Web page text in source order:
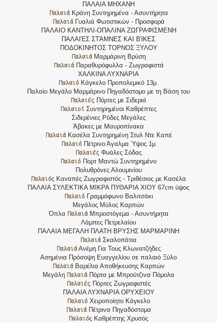
ΠΑΛΑΙΑ ΜΗΧΑΝΗ
ΠαλαιάΚράνη Συντηρημένα - Ασυντήρητα
ΠαλαιάΓυαλιά Φωτιστικών - Προσφορά
ΠΑΛΑΙΟ ΚΑΝΤΗΛΙ-ΟΠΑΛΙΝΑ ΖΩΓΡΑΦΙΣΜΕΝΗ
ΠΑΛΑΙΈΣ ΣΤΆΜΝΕΣ ΚΑΙ ΒΊΚΕΣ
ΠΟΔΟΚΙΝΗΤΟΣ ΤΟΡΝΟΣ ΞΥΛΟΥ
ΠαλαιάΜαρμάρινη Βρύση
ΠαλαιάΠαραθυρόφυλλα - Ζωγραφιστά
ΧΑΛΚΙΝΑ ΛΥΧΝΑΡΙΑ
Παλαιό Κάγκελο Προπολεμικό 13μ.
Παλαίο Μεγάλο Μαρμάρινο Πηγαδόστομο με τη Βάση του
Παλαιές Πόρτες με Σιδεριά
Παλαιοί Συντηρημένοι Καθρέπτες
Σιδερένιες Ρόδες Μεγάλες
Άβακες με Μαυροπίνακα
ΠαλαιάΚασέλα Συντηρημένη Στυλ Ντε Καπέ
Παλαιό Πέτρινο Άγαλμα Ύψος 1μ
ΠαλαιέςΦυάλες Σόδας
Παλαιό Πορτ Μαντώ Συντηρημένο
Πολυθρόνες Αλουμινίου
Παλαιός Καναπές Ζωγραφιστός - Τριθέσιος με Κασέλα
ΠΑΛΑΙΑ ΣΥΛΕΚΤΙΚΑ ΜΙΚΡΑ ΠΥΘΑΡΙΑ ΧΙΟΥ 67cm ύψος
ΠαλαιόΓραμμόφωνο Βαλιτσάκι
Μεγάλος Μύλος Καρπών
Όπλα ΠαλαιάΜπροστόγεμα - Ασυντήρητα
Λάμπες Πετρελαίου
ΠΑΛΑΙΑ ΜΕΓΑΛΗ ΠΛΑΤΗ ΒΡΥΣΗΣ ΜΑΡΜΑΡΙΝΗ
Παλαιά Σκαλοπάτια
ΠαλαιάΑνέμη Για Τους Κλωνατζήδες
Ασημένια Πρόσοψη Ευαγγελίου σε παλαιό Ξύλο
ΠαλαιάΒαρέλια Αποθήκευσης Καρπών
Μεγάλη Παλαιά Πόρτα με Μπρούτζινα Πόμολα
ΠαλαιέςΠόρτες Ζωγραφιστές
ΠΑΛΑΙΑ ΛΥΧΝΑΡΙΑ ΟΡΥΧΕΙΟΥ
ΠαλαιόΧειροποίητο Κάγκελο
ΠαλαιάΠέτρινα Πηγαδόστομα
Παλαιός Καθρέπτης Χρυσός